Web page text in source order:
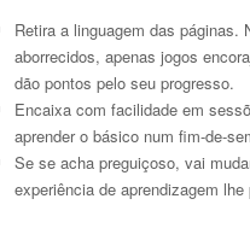
Retira a linguagem das páginas.
aborrecidos, apenas jogos
dão pontos pelo seu progresso.
Encaixa com facilidade em
aprender o básico num fim-de-
Se se acha preguiçoso, vai
experiência de aprendizagem lhe